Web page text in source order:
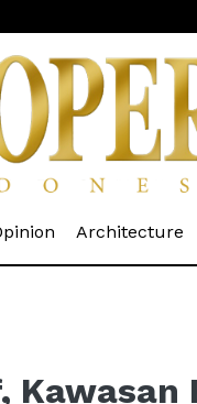
(current)
Architecture
Kawasan